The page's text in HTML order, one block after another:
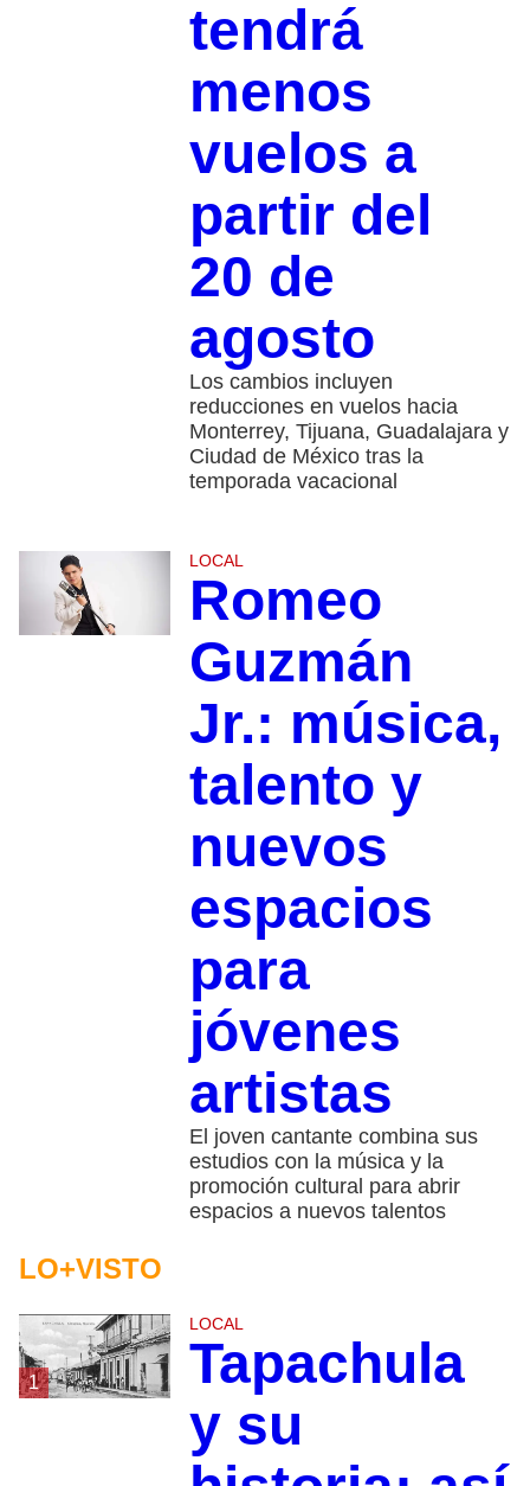
tendrá
menos
vuelos a
partir del
20 de
agosto
Los cambios incluyen
reducciones en vuelos hacia
Monterrey, Tijuana, Guadalajara y
Ciudad de México tras la
temporada vacacional
LOCAL
Romeo
Guzmán
Jr.: música,
talento y
nuevos
espacios
para
jóvenes
artistas
El joven cantante combina sus
estudios con la música y la
promoción cultural para abrir
espacios a nuevos talentos
LO+VISTO
1
LOCAL
Tapachula
y su